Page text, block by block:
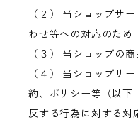
（２） 当ショップサ
わせ等への対応のため
（３） 当ショップの
（４） 当ショップサ
約、ポリシー等（以下
反する行為に対する対